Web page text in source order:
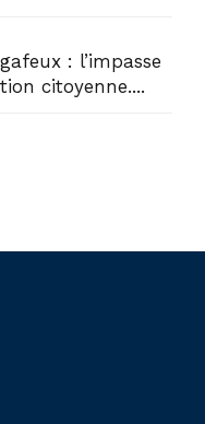
: l’impasse
citoyenne....